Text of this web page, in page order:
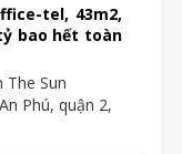
tel, 43m2,
bao hết toàn
The Sun
Phú, quận 2,